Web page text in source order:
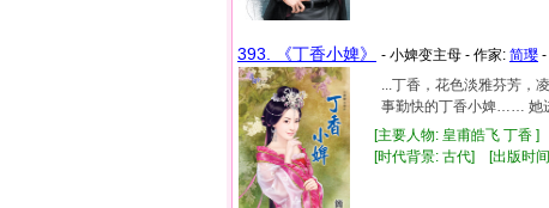
393. 《丁香小婢》 - 小婢变主母 - 作家: 简璎 -
...丁香，花色淡雅芬芳
事勤快的丁香小婢…… 她
[主要人物: 皇甫皓飞 丁香
[时代背景: 古代] [出版时